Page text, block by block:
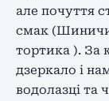
але почуття
смак
тортика ). За
дзеркало і
водолазці та